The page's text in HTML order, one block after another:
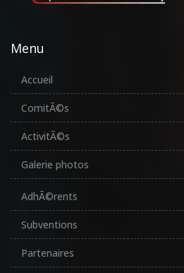
Menu
Accueil
ComitÃ©s
ActivitÃ©s
Galerie photos
AdhÃ©rents
Subventions
Partenaires